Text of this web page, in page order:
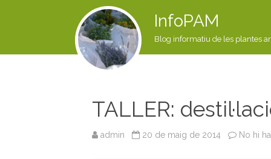
InfoPAM
Blog informatiu de les plantes
TALLER:
admin 20 de maig de 2014 No hi